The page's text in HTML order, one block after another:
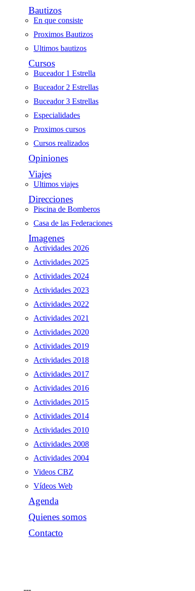
Bautizos
En que consiste
Proximos Bautizos
Ultimos bautizos
Cursos
Buceador 1 Estrella
Buceador 2 Estrellas
Buceador 3 Estrellas
Especialidades
Proximos cursos
Cursos realizados
Opiniones
Viajes
Ultimos viajes
Direcciones
Piscina de Bomberos
Casa de las Federaciones
Imagenes
Actividades 2026
Actividades 2025
Actividades 2024
Actividades 2023
Actividades 2022
Actividades 2021
Actividades 2020
Actividades 2019
Actividades 2018
Actividades 2017
Actividades 2016
Actividades 2015
Actividades 2014
Actividades 2010
Actividades 2008
Actividades 2004
Videos CBZ
Vídeos Web
Agenda
Quienes somos
Contacto
---